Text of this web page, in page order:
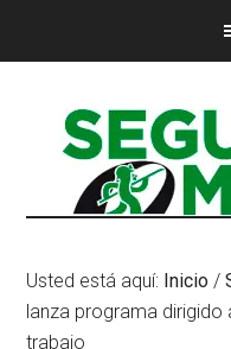
principal
Usted está aquí: Inicio /
lanza programa dirigido
trabajo